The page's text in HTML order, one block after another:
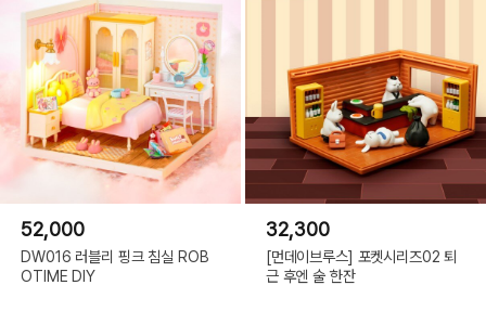
52,000
DW016 러블리 핑크 침실 ROB
OTIME DIY
32,300
[먼데이브루스] 포켓시리즈02 퇴
근 후엔 술 한잔